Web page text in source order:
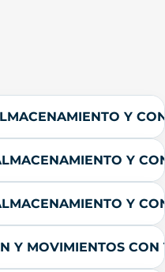
Y
Y
Y
Y MOVIMIENTOS